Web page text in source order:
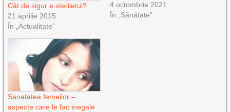
Cât de sigur e steriletul?
21 aprilie 2015
În „Actualitate”
4 octombrie 2021
În „Sănătate”
Sanatatea femeilor –
aspecte care le fac inegale